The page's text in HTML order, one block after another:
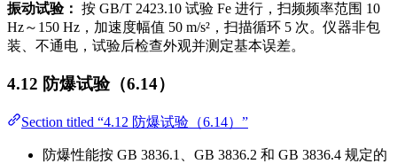
振动试验： 按 GB/T 2423.10 试验 Fe 进行，扫频频率范围 10
Hz～150 Hz，加速度幅值 50 m/s²，扫描循环 5 次。仪器非包
装、不通电，试验后检查外观并测定基本误差。
4.12 防爆试验（6.14）
Section titled “4.12 防爆试验（6.14）”
防爆性能按 GB 3836.1、GB 3836.2 和 GB 3836.4 规定的